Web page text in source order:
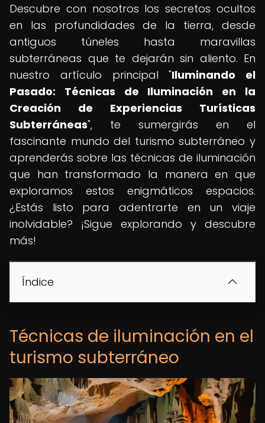
Descubre con nosotros los secretos ocultos
en las profundidades de la tierra, desde
antiguos túneles hasta maravillas
subterráneas que te dejarán sin aliento. En
nuestro artículo principal "Iluminando el
Pasado: Técnicas de Iluminación en la
Creación de Experiencias Turísticas
Subterráneas", te sumergirás en el
fascinante mundo del turismo subterráneo y
aprenderás sobre las técnicas de iluminación
que han transformado la manera en que
exploramos estos enigmáticos espacios.
¿Estás listo para adentrarte en un viaje
inolvidable? ¡Sigue explorando y descubre
más!
Índice
Técnicas de iluminación en el
turismo subterráneo